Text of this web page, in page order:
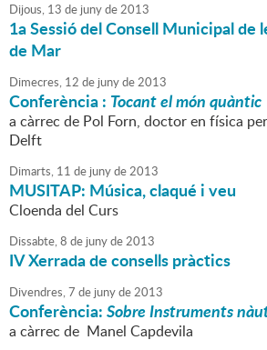
Dijous, 13 de junyde2013
1a Sessió del Consell Municipal de
de Mar
Dimecres, 12 de junyde2013
Conferència : Tocant el món quàntic
a càrrec de Pol Forn, doctor en física
Delft
Dimarts, 11 de junyde2013
MUSITAP: Música, claqué i veu
Cloenda del Curs
Dissabte,8 de junyde2013
IV Xerrada de consells pràctics
Divendres,7 de junyde2013
Conferència:Sobre Instruments
a càrrec de Manel Capdevila